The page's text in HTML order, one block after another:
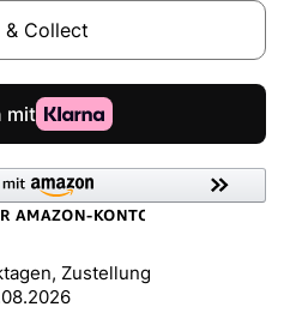
& Collect
Zustellung